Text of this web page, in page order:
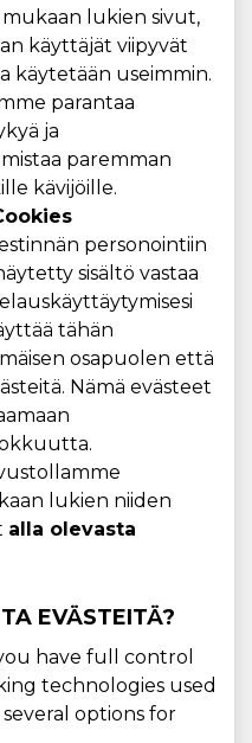
lukien sivut,
käyttäjät viipyvät
käytetään useimmin.
parantaa
ja
paremman
kävijöille.
personointiin
sisältö vastaa
tähän
osapuolen että
Nämä evästeet
lukien niiden
alla olevasta
EVÄSTEITÄ?
have full control
technologies used
options for